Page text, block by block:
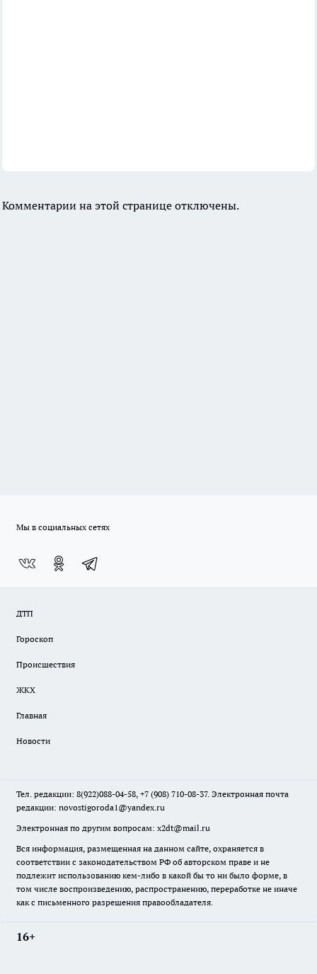
Комментарии на этой странице отключены.
Мы в социальных сетях
ДТП
Гороскоп
Происшествия
ЖКХ
Главная
Новости
Тел. редакции: 8(922)088-04-58, +7 (908) 710-08-37. Электронная почта
редакции: novostigoroda1@yandex.ru
Электронная по другим вопросам: x2dt@mail.ru
Вся информация, размещенная на данном сайте, охраняется в
соответствии с законодательством РФ об авторском праве и не
подлежит использованию кем-либо в какой бы то ни было форме, в
том числе воспроизведению, распространению, переработке не иначе
как с письменного разрешения правообладателя.
16+